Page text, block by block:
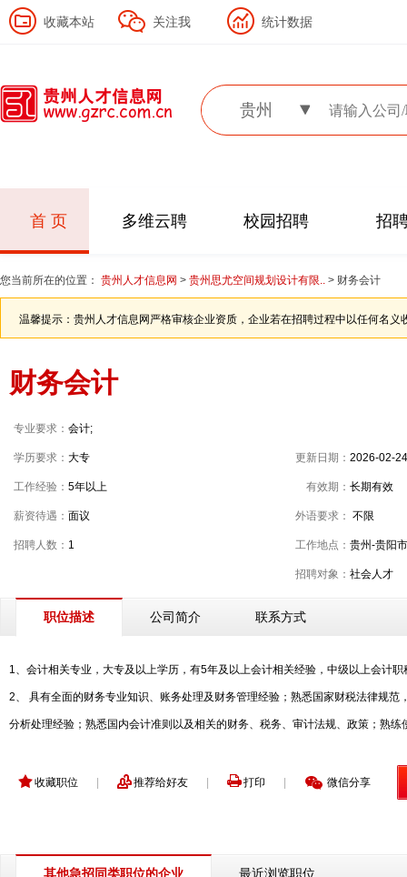
收藏本站 关注我 统计数据
贵州
首 页 多维云聘 校园招聘 招
您当前所在的位置： 贵州人才信息网 > 贵州思尤空间规划设计有限.. > 财务会计
温馨提示：贵州人才信息网严格审核企业资质，企业若在招聘过程中以任何名
财务会计
专业要求： 会计;
学历要求： 大专
工作经验： 5年以上
薪资待遇： 面议
招聘人数： 1
更新日期： 2026-02-24
有效期： 长期有效
外语要求： 不限
工作地点： 贵州-贵阳
招聘对象： 社会人才
职位描述 公司简介 联系方式
1、会计相关专业，大专及以上学历，有5年及以上会计相关经验，中级以上会计职
2、 具有全面的财务专业知识、账务处理及财务管理经验；熟悉国家财税法律规范
分析处理经验；熟悉国内会计准则以及相关的财务、税务、审计法规、政策；熟
收藏职位 推荐给好友 打印 微信分享
其他急招同类职位的企业 最近浏览职位